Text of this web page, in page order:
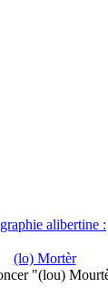
alibertine :
(lo) Mortèr
"(lou)